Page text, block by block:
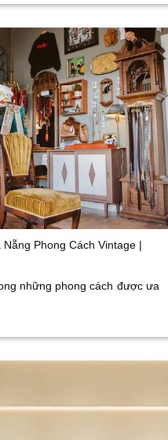
Phong Cách Vintage |
những phong cách được ưa